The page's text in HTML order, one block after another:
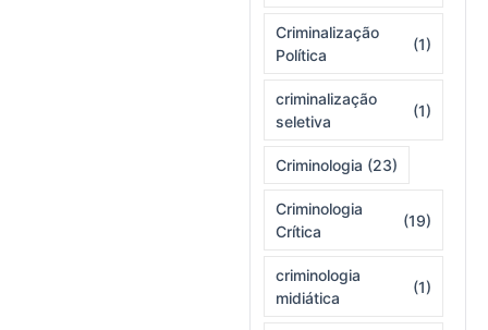
Criminalização
Política
(1)
criminalização
seletiva
(1)
Criminologia (23)
Criminologia
Crítica
(19)
criminologia
midiática
(1)